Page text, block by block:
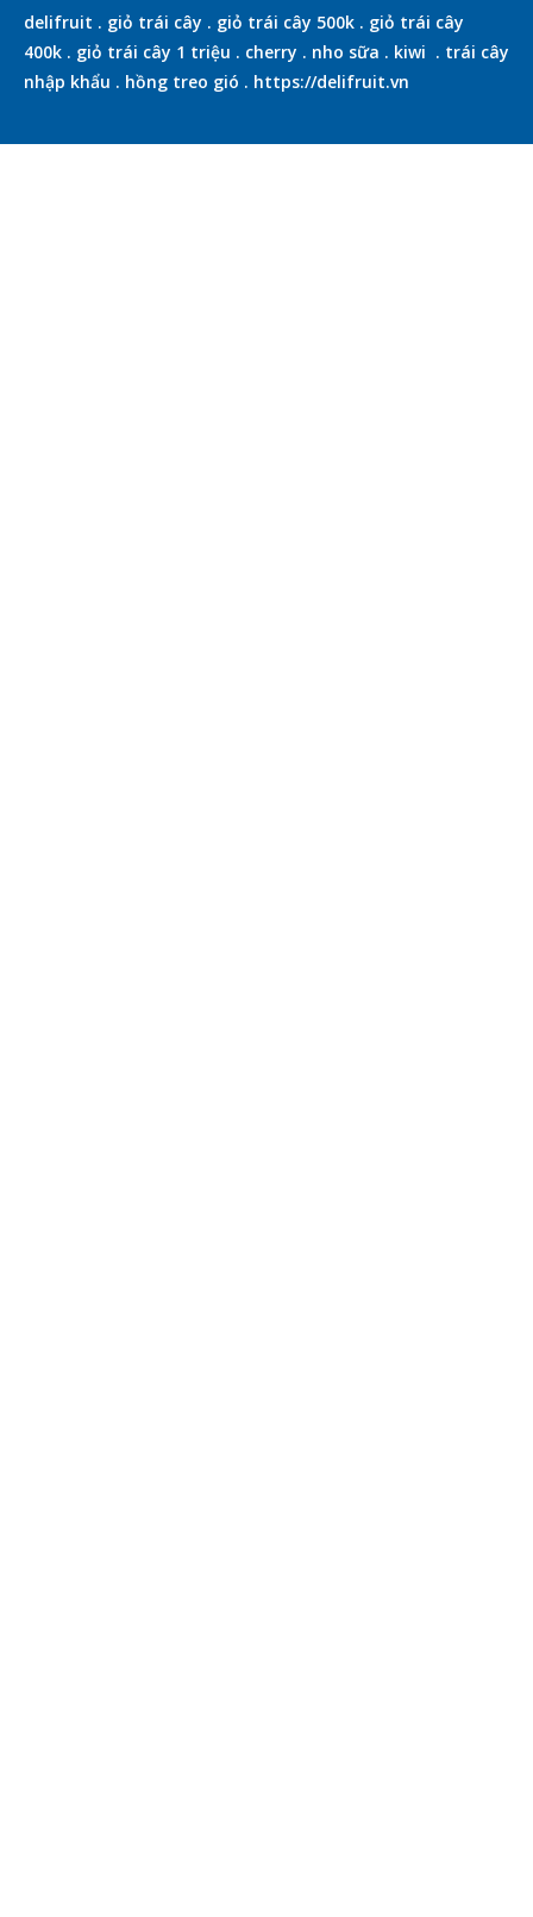
delifruit . giỏ trái cây . giỏ trái cây 500k . giỏ trái cây
400k . giỏ trái cây 1 triệu . cherry . nho sữa . kiwi . trái cây
nhập khẩu . hồng treo gió . https://delifruit.vn